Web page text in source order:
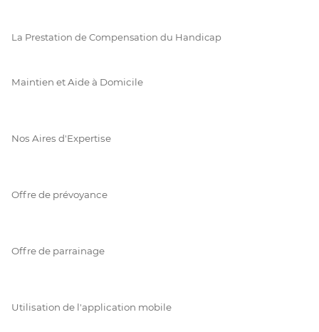
La Prestation de Compensation du Handicap
Maintien et Aide à Domicile
Nos Aires d'Expertise
Offre de prévoyance
Offre de parrainage
Utilisation de l'application mobile